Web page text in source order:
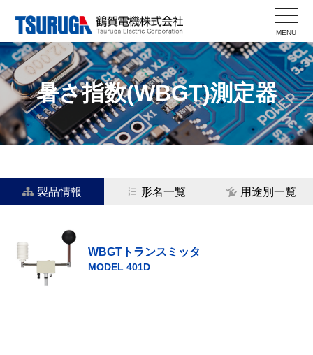
content
MENU
暑さ指数(WBGT)測定器
製品情報 形名一覧 用途別一覧
WBGTトランスミッタ
MODEL 401D